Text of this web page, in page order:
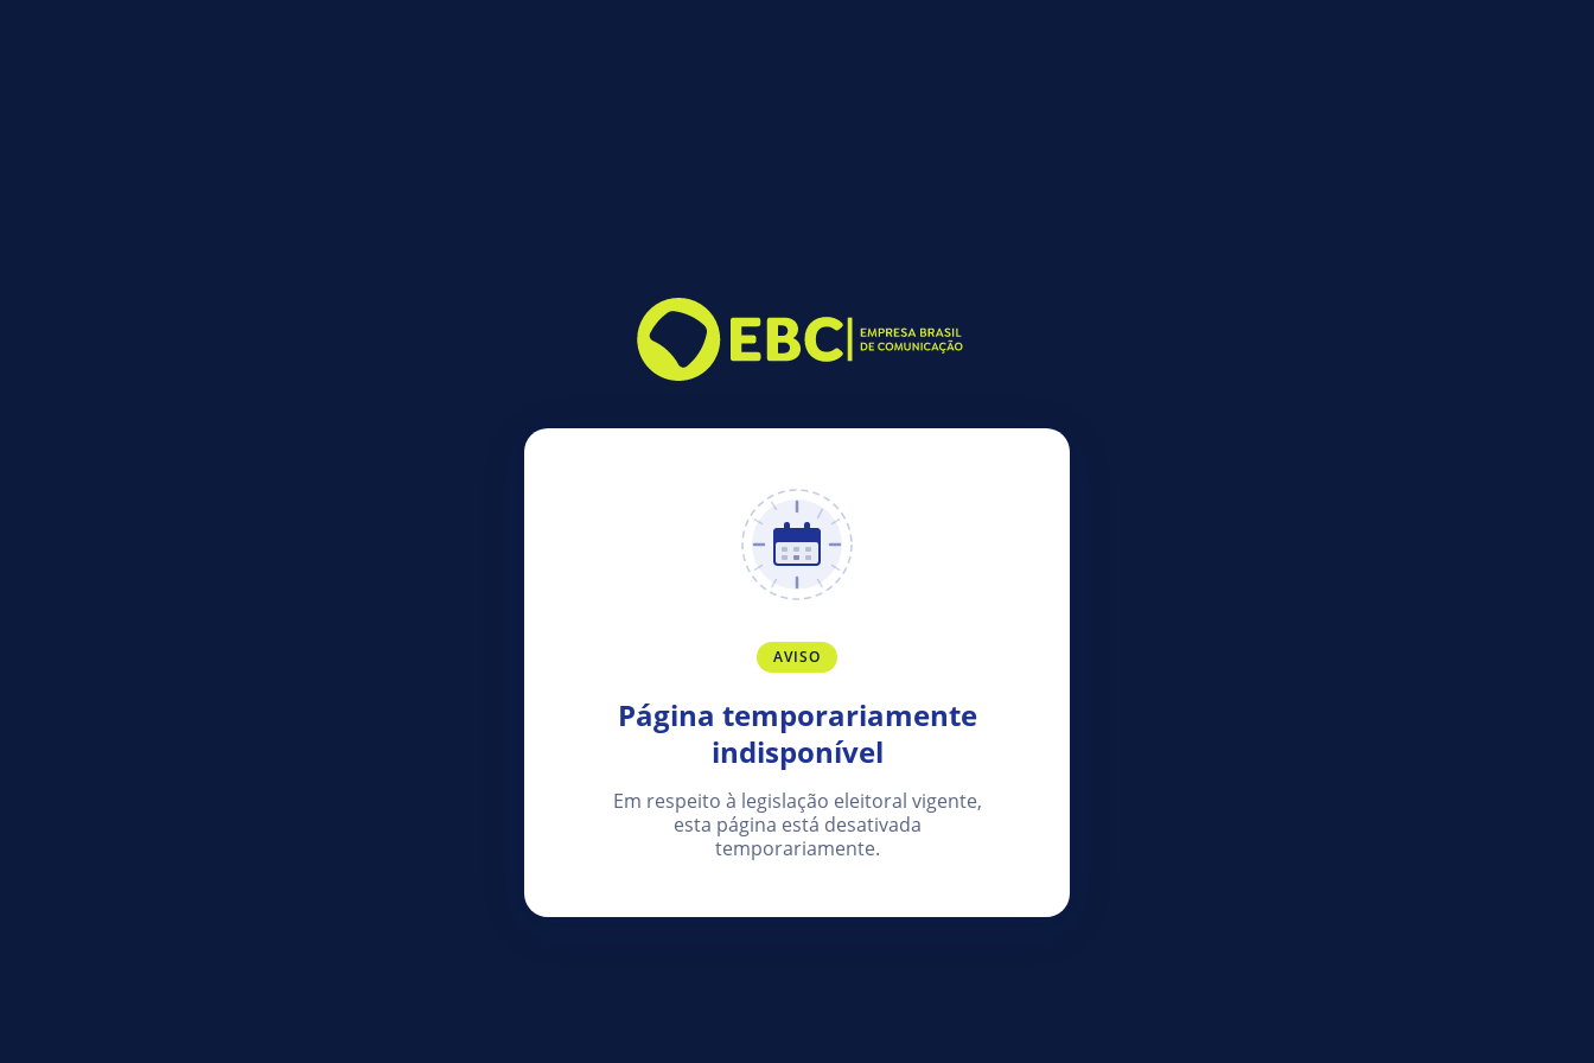
AVISO
Página temporariamente
indisponível
Em respeito à legislação eleitoral vigente,
esta página está desativada
temporariamente.